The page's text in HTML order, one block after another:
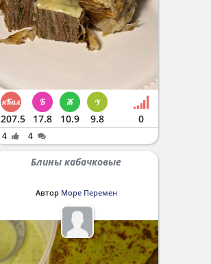
207.5 17.8 10.9 9.8 0
4 4
Блины кабачковые
Автор Море Перемен